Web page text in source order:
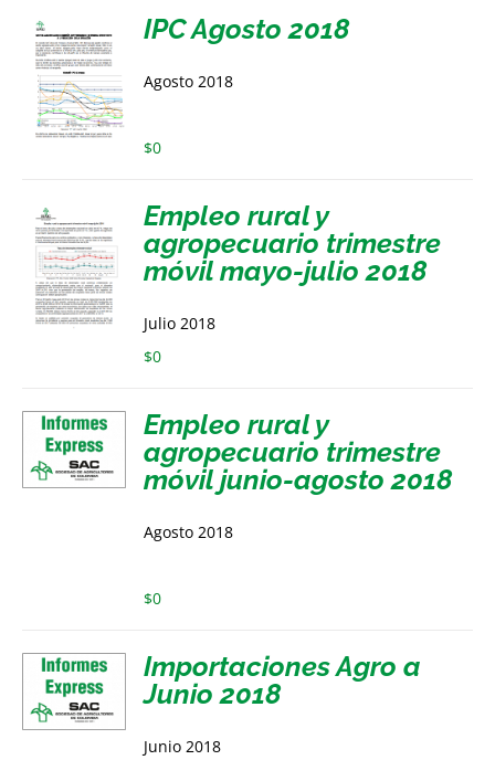
IPC Agosto 2018
Agosto 2018
$0
Empleo rural y
agropecuario trimestre
móvil mayo-julio 2018
Julio 2018
$0
Empleo rural y
agropecuario trimestre
móvil junio-agosto 2018
Agosto 2018
$0
Importaciones Agro a
Junio 2018
Junio 2018